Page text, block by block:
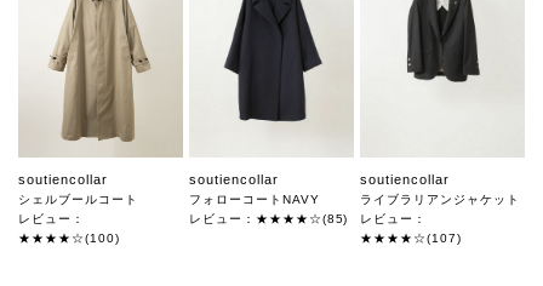
soutiencollar
シェルブールコート
レビュー：
★★★★☆(100)
soutiencollar
フォローコートNAVY
レビュー：★★★★☆(85)
soutiencollar
ライブラリアンジャケット
レビュー：
★★★★☆(107)